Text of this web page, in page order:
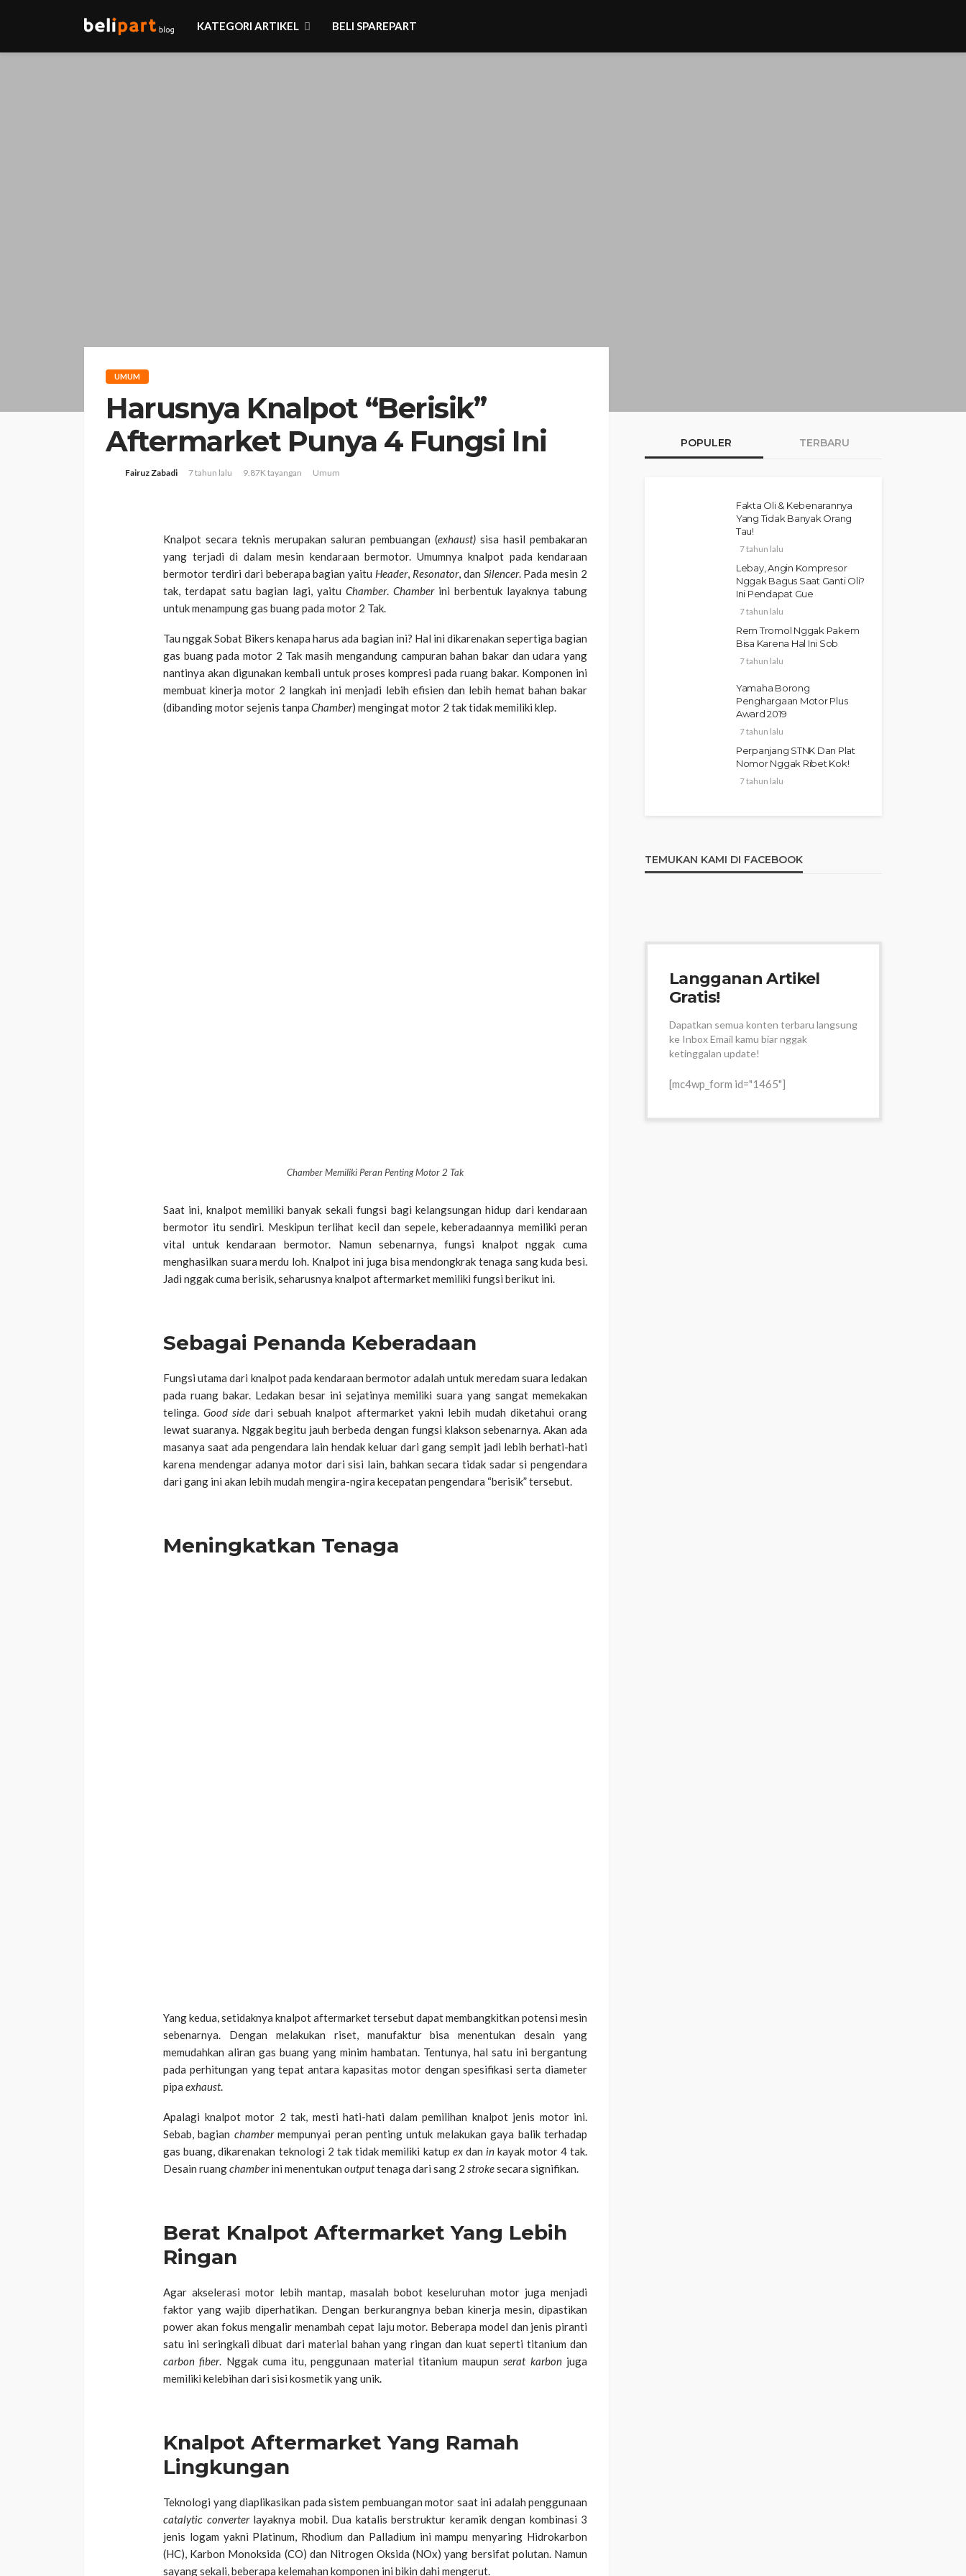
KATEGORI ARTIKEL BELI SPAREPART
UMUM
Harusnya Knalpot “Berisik”
Aftermarket Punya 4 Fungsi Ini
Fairuz Zabadi 7 tahun lalu 9.87K tayangan Umum
Knalpot secara teknis merupakan saluran pembuangan (exhaust) sisa hasil pembakaran
yang terjadi di dalam mesin kendaraan bermotor. Umumnya knalpot pada kendaraan
bermotor terdiri dari beberapa bagian yaitu Header, Resonator, dan Silencer. Pada mesin 2
tak, terdapat satu bagian lagi, yaitu Chamber. Chamber ini berbentuk layaknya tabung
untuk menampung gas buang pada motor 2 Tak.
Tau nggak Sobat Bikers kenapa harus ada bagian ini? Hal ini dikarenakan sepertiga bagian
gas buang pada motor 2 Tak masih mengandung campuran bahan bakar dan udara yang
nantinya akan digunakan kembali untuk proses kompresi pada ruang bakar. Komponen ini
membuat kinerja motor 2 langkah ini menjadi lebih efisien dan lebih hemat bahan bakar
(dibanding motor sejenis tanpa Chamber) mengingat motor 2 tak tidak memiliki klep.
Chamber Memiliki Peran Penting Motor 2 Tak
Saat ini, knalpot memiliki banyak sekali fungsi bagi kelangsungan hidup dari kendaraan
bermotor itu sendiri. Meskipun terlihat kecil dan sepele, keberadaannya memiliki peran
vital untuk kendaraan bermotor. Namun sebenarnya, fungsi knalpot nggak cuma
menghasilkan suara merdu loh. Knalpot ini juga bisa mendongkrak tenaga sang kuda besi.
Jadi nggak cuma berisik, seharusnya knalpot aftermarket memiliki fungsi berikut ini.
Sebagai Penanda Keberadaan
Fungsi utama dari knalpot pada kendaraan bermotor adalah untuk meredam suara ledakan
pada ruang bakar. Ledakan besar ini sejatinya memiliki suara yang sangat memekakan
telinga.Good side dari sebuah knalpot aftermarket yakni lebih mudah diketahui orang
lewat suaranya. Nggak begitu jauh berbeda dengan fungsi klakson sebenarnya. Akan ada
masanya saat ada pengendara lain hendak keluar dari gang sempit jadi lebih berhati-hati
karena mendengar adanya motor dari sisi lain, bahkan secara tidak sadar si pengendara
dari gang ini akan lebih mudah mengira-ngira kecepatan pengendara “berisik” tersebut.
Meningkatkan Tenaga
Yang kedua, setidaknya knalpot aftermarket tersebut dapat membangkitkan potensi mesin
sebenarnya. Dengan melakukan riset, manufaktur bisa menentukan desain yang
memudahkan aliran gas buang yang minim hambatan. Tentunya, hal satu ini bergantung
pada perhitungan yang tepat antara kapasitas motor dengan spesifikasi serta diameter
pipa exhaust.
Apalagi knalpot motor 2 tak, mesti hati-hati dalam pemilihan knalpot jenis motor ini.
Sebab, bagian chambermempunyai peran penting untuk melakukan gaya balik terhadap
gas buang, dikarenakan teknologi 2 tak tidak memiliki katup exdaninkayak motor 4 tak.
Desain ruangchamberini menentukan outputtenaga dari sang 2 strokesecara signifikan.
Berat Knalpot Aftermarket Yang Lebih
Ringan
Agar akselerasi motor lebih mantap, masalah bobot keseluruhan motor juga menjadi
faktor yang wajib diperhatikan. Dengan berkurangnya beban kinerja mesin, dipastikan
power akan fokus mengalir menambah cepat laju motor. Beberapa model dan jenis piranti
satu ini seringkali dibuat dari material bahan yang ringan dan kuat seperti titanium dan
carbon fiber. Nggak cuma itu, penggunaan material titanium maupunserat karbonjuga
memiliki kelebihan dari sisi kosmetik yang unik.
Knalpot Aftermarket Yang Ramah
Lingkungan
Teknologi yang diaplikasikan pada sistem pembuangan motor saat ini adalah penggunaan
catalytic converterlayaknya mobil. Dua katalis berstruktur keramik dengan kombinasi 3
jenis logam yakni Platinum, Rhodium dan Palladium ini mampu menyaring Hidrokarbon
(HC), Karbon Monoksida (CO) dan Nitrogen Oksida (NOx) yang bersifat polutan. Namun
sayang sekali, beberapa kelemahan komponen ini bikin dahi mengerut.
POPULER TERBARU
Fakta Oli & Kebenarannya
Yang Tidak Banyak Orang
Tau!
7 tahun lalu
Lebay, Angin Kompresor
Nggak Bagus Saat Ganti Oli?
Ini Pendapat Gue
7 tahun lalu
Rem Tromol Nggak Pakem
Bisa Karena Hal Ini Sob
7 tahun lalu
Yamaha Borong
Penghargaan Motor Plus
Award 2019
7 tahun lalu
Perpanjang STNK Dan Plat
Nomor Nggak Ribet Kok!
7 tahun lalu
TEMUKAN KAMI DI FACEBOOK
Langganan Artikel
Gratis!
Dapatkan semua konten terbaru langsung
ke Inbox Email kamu biar nggak
ketinggalan update!
[mc4wp_form id="1465"]